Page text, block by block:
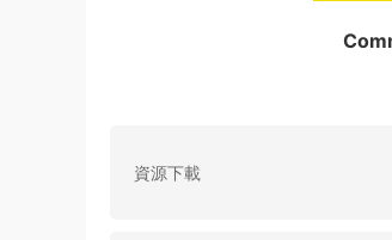
資源下載